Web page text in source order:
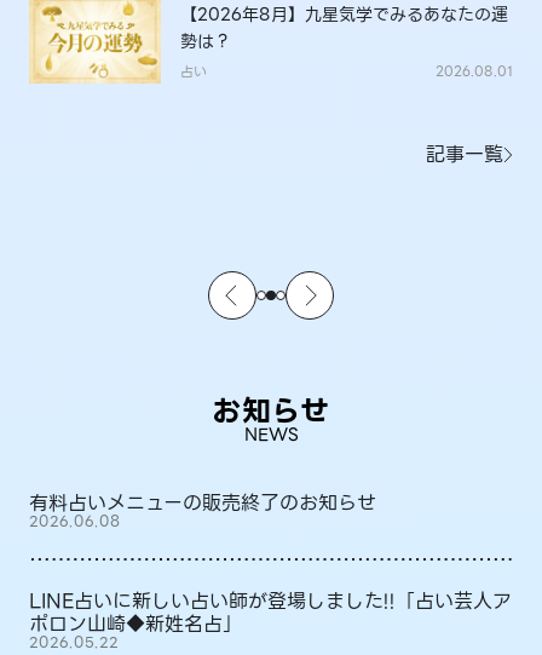
【2026年8月】九星気学でみるあなたの運
勢は？
占い 2026.08.01
記事一覧
お知らせ
NEWS
有料占いメニューの販売終了のお知らせ
2026.06.08
LINE占いに新しい占い師が登場しました!!「占い芸人ア
ポロン山崎◆新姓名占」
2026.05.22